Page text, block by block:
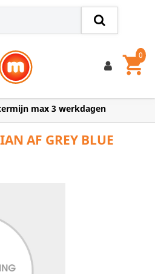
shopping_cart
0
max 3 werkdagen
AF GREY BLUE